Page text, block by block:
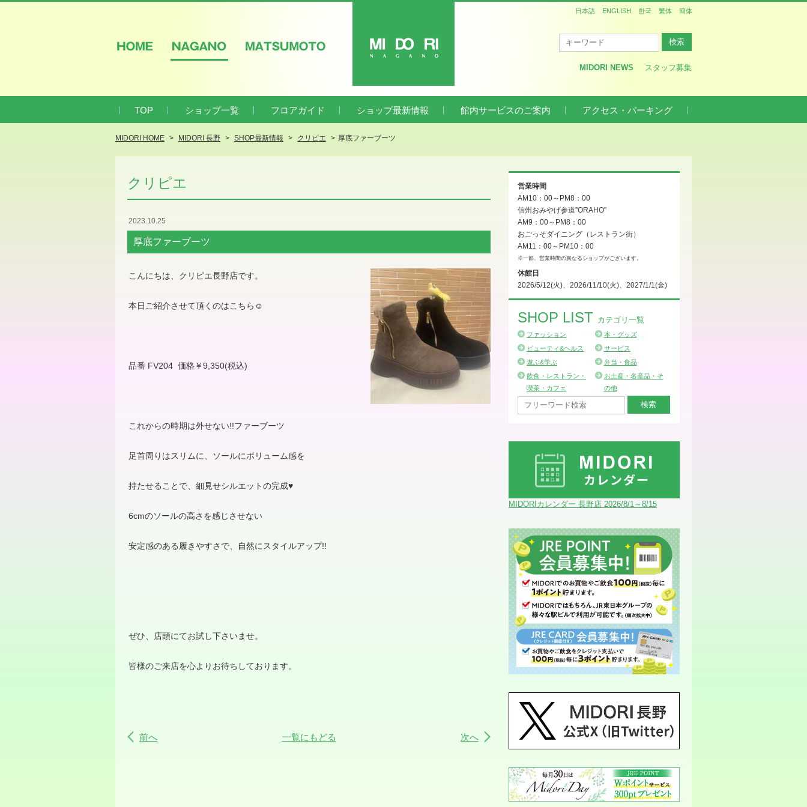
MIDORI NEWS
スタッフ募集
日本語 ENGLISH 한국 繁体 簡体
TOP ショップ一覧 フロアガイド ショップ最新情報 館内サービスのご案内 アクセス・パーキング
MIDORI HOME MIDORI 長野 SHOP最新情報 クリピエ 厚底ファーブーツ
クリピエ
2023.10.25
厚底ファーブーツ
こんにちは、クリピエ長野店です。
本日ご紹介させて頂くのはこちら ☺
品番 FV204 価格￥9,350(税込)
これからの時期は外せない!!ファーブーツ
足首周りはスリムに、ソールにボリューム感を
持たせることで、細見せシルエットの完成♥
6cmのソールの高さを感じさせない
安定感のある履きやすさで、自然にスタイルアップ!!
ぜひ、店頭にてお試し下さいませ。
皆様のご来店を心よりお待ちしております。
前へ 一覧にもどる 次へ
営業時間
AM10：00～PM8：00
信州おみやげ参道”ORAHO”
AM9：00～PM8：00
おごっそダイニング（レストラン街）
AM11：00～PM10：00
※一部、営業時間の異なるショップがございます。
休館日
2026/5/12(火)、2026/11/10(火)、2027/1/1(金)
SHOP LIST カテゴリ一覧
ファッション
本・グッズ
ビューティ&ヘルス
サービス
遊ぶ&学ぶ
弁当・食品
飲食・レストラン・
喫茶・カフェ
お土産・名産品・そ
の他
MIDORIカレンダー 長野店 2026/8/1～8/15